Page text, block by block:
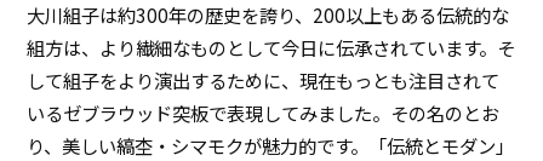
大川組子は約300年の歴史を誇り、200以上もある伝統的な
組方は、より繊細なものとして今日に伝承されています。そ
して組子をより演出するために、現在もっとも注目されて
いるゼブラウッド突板で表現してみました。その名のとお
り、美しい縞杢・シマモクが魅力的です。「伝統とモダン」